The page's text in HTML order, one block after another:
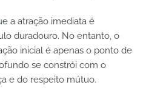
a atração imediata é
duradouro. No entanto, o
inicial é apenas o ponto de
se constrói com o
e do respeito mútuo.